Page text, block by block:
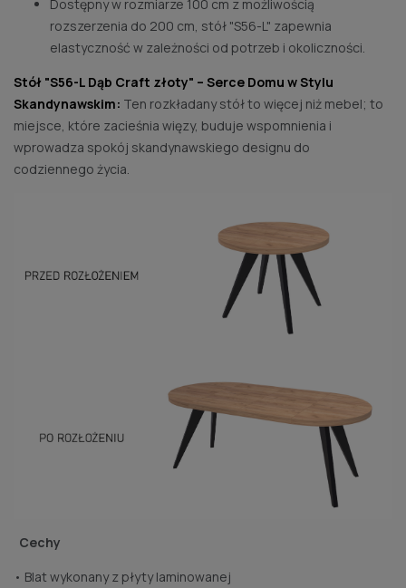
Dostępny w rozmiarze 100 cm z możliwością
rozszerzenia do 200 cm, stół "S56-L" zapewnia
elastyczność w zależności od potrzeb i okoliczności.
Stół "S56-L Dąb Craft złoty" – Serce Domu w Stylu
Skandynawskim: Ten rozkładany stół to więcej niż mebel; to
miejsce, które zacieśnia więzy, buduje wspomnienia i
wprowadza spokój skandynawskiego designu do
codziennego życia.
Cechy
• Blat wykonany z płyty laminowanej